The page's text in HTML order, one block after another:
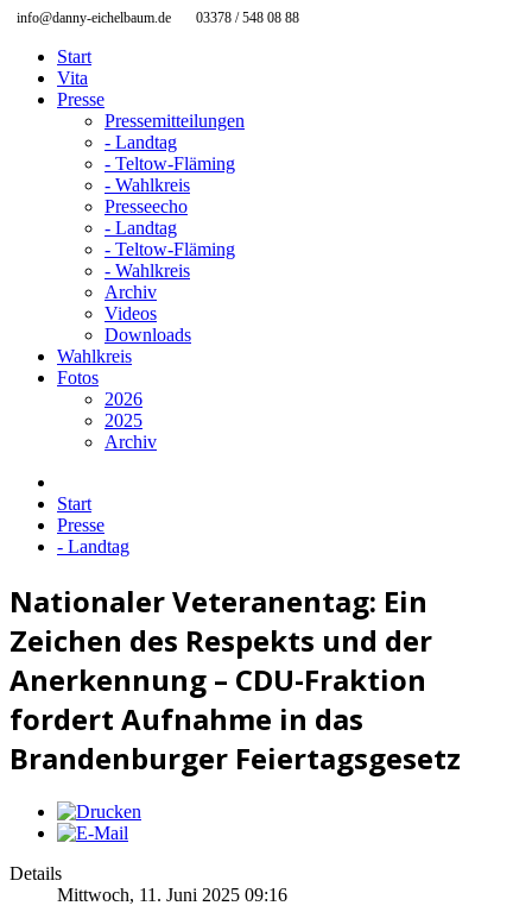
info@danny-eichelbaum.de 03378 / 548 08 88
Start
Vita
Presse
Pressemitteilungen
- Landtag
- Teltow-Fläming
- Wahlkreis
Presseecho
- Landtag
- Teltow-Fläming
- Wahlkreis
Archiv
Videos
Downloads
Wahlkreis
Fotos
2026
2025
Archiv
Start
Presse
- Landtag
Nationaler Veteranentag: Ein
Zeichen des Respekts und der
Anerkennung – CDU-Fraktion
fordert Aufnahme in das
Brandenburger Feiertagsgesetz
Details
Mittwoch, 11. Juni 2025 09:16